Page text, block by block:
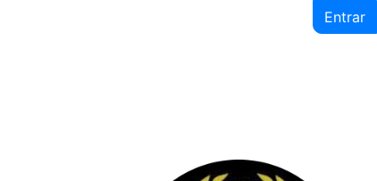
Entrar